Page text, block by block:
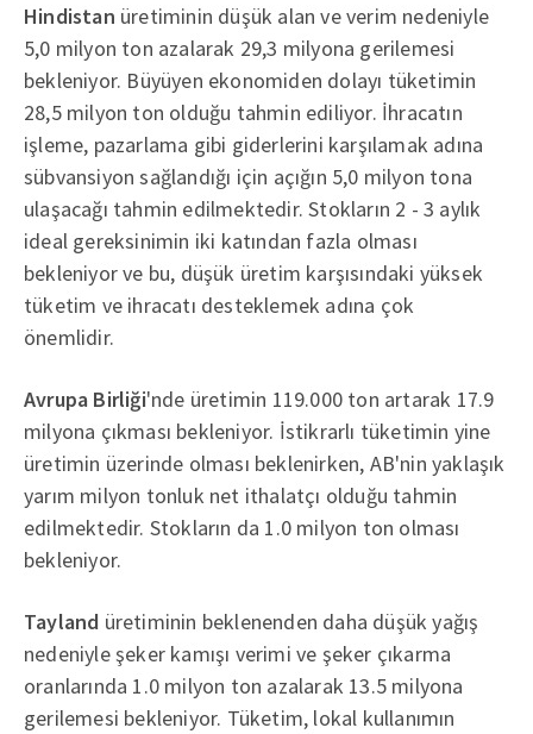
Hindistan üretiminin düşük alan ve verim nedeniyle
5,0 milyon ton azalarak 29,3 milyona gerilemesi
bekleniyor. Büyüyen ekonomiden dolayı tüketimin
28,5 milyon ton olduğu tahmin ediliyor. İhracatın
işleme, pazarlama gibi giderlerini karşılamak adına
sübvansiyon sağlandığı için açığın 5,0 milyon tona
ulaşacağı tahmin edilmektedir. Stokların 2 - 3 aylık
ideal gereksinimin iki katından fazla olması
bekleniyor ve bu, düşük üretim karşısındaki yüksek
tüketim ve ihracatı desteklemek adına çok
önemlidir.
Avrupa Birliği'nde üretimin 119.000 ton artarak 17.9
milyona çıkması bekleniyor. İstikrarlı tüketimin yine
üretimin üzerinde olması beklenirken, AB'nin yaklaşık
yarım milyon tonluk net ithalatçı olduğu tahmin
edilmektedir. Stokların da 1.0 milyon ton olması
bekleniyor.
Tayland üretiminin beklenenden daha düşük yağış
nedeniyle şeker kamışı verimi ve şeker çıkarma
oranlarında 1.0 milyon ton azalarak 13.5 milyona
gerilemesi bekleniyor. Tüketim, lokal kullanımın